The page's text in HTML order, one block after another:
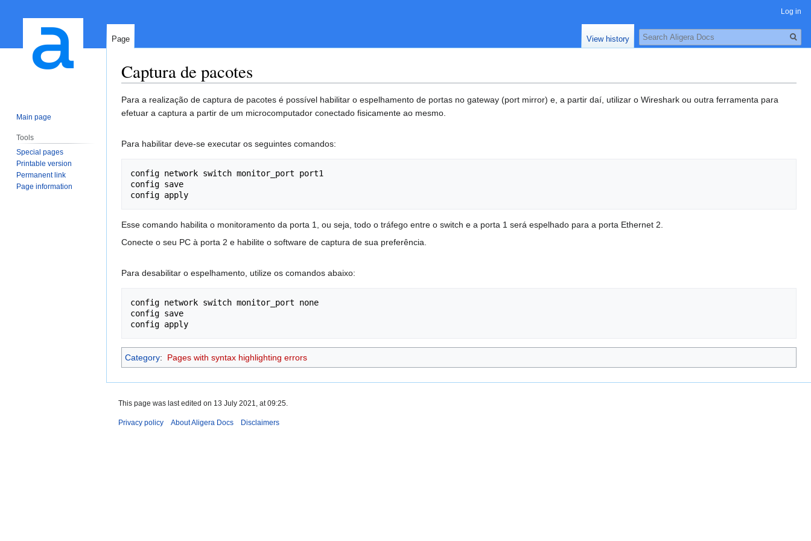
Captura de pacotes
Jump
to
Jump
to
Para a realização de captura de pacotes é possível habilitar o espelhamento de portas no gateway (port mirror) e, a partir daí, utilizar o Wireshark ou outra ferramenta para
efetuar a captura a partir de um microcomputador conectado fisicamente ao mesmo.
Para habilitar deve-se executar os seguintes comandos:
config network switch monitor_port port1
config save
config apply
Esse comando habilita o monitoramento da porta 1, ou seja, todo o tráfego entre o switch e a porta 1 será espelhado para a porta Ethernet 2.
Conecte o seu PC à porta 2 e habilite o software de captura de sua preferência.
Para desabilitar o espelhamento, utilize os comandos abaixo:
config network switch monitor_port none
config save
config apply
Category: Pages with syntax highlighting errors
Log in
Page View history
Search
Main page
Tools
Special pages
Printable version
Permanent link
Page information
This page was last edited on 13 July 2021, at 09:25.
Privacy policy About Aligera Docs Disclaimers